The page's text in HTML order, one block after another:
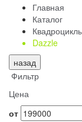
Главная
Каталог
Dazzle
назад
Фильтр
Цена
от